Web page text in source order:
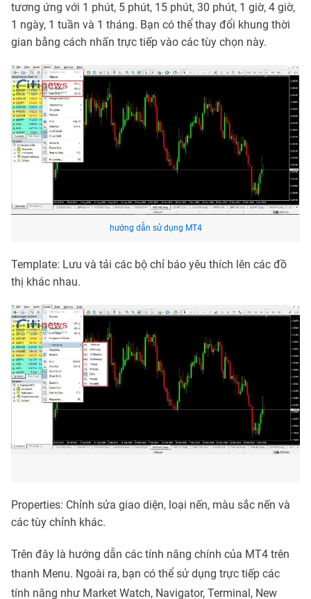
tương ứng với 1 phút, 5 phút, 15 phút, 30 phút, 1 giờ, 4 giờ,
1 ngày, 1 tuần và 1 tháng. Bạn có thể thay đổi khung thời
gian bằng cách nhấn trực tiếp vào các tùy chọn này.
hướng dẫn sử dụng MT4
Template: Lưu và tải các bộ chỉ báo yêu thích lên các đồ
thị khác nhau.
Properties: Chỉnh sửa giao diện, loại nến, màu sắc nến và
các tùy chỉnh khác.
Trên đây là hướng dẫn các tính năng chính của MT4 trên
thanh Menu. Ngoài ra, bạn có thể sử dụng trực tiếp các
tính năng như Market Watch, Navigator, Terminal, New